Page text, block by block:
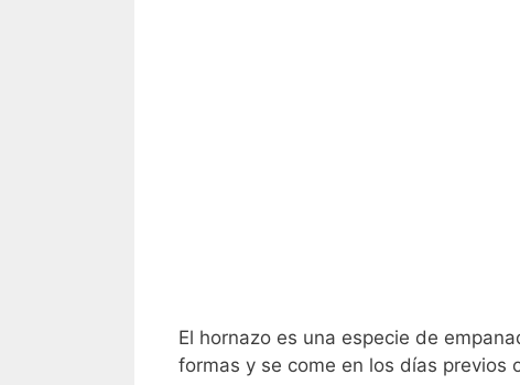
El hornazo es una especie de
formas y se come en los días previos